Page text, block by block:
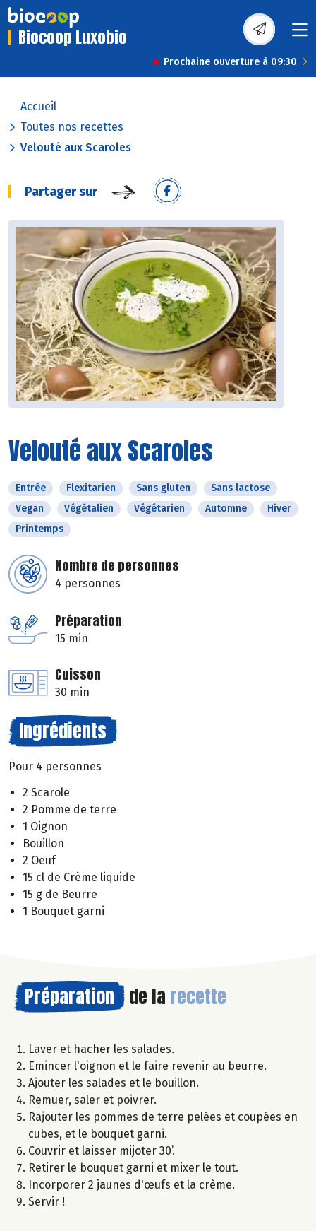
Biocoop Luxobio
Prochaine ouverture à 09:30
Accueil
Toutes nos recettes
Velouté aux Scaroles
Partager sur
Velouté aux Scaroles
Entrée Flexitarien Sans gluten
Sans lactose
Vegan
Végétalien Végétarien Automne
Hiver
Printemps
Nombre de personnes
4 personnes
Préparation
15 min
Cuisson
30 min
Ingrédients
Pour 4 personnes
2 Scarole
2 Pomme de terre
1 Oignon
Bouillon
2 Oeuf
15 cl de Crème liquide
15 g de Beurre
1 Bouquet garni
Préparation de la recette
Laver et hacher les salades.
Emincer l'oignon et le faire revenir au beurre.
Ajouter les salades et le bouillon.
Remuer, saler et poivrer.
Rajouter les pommes de terre pelées et coupées en
cubes, et le bouquet garni.
Couvrir et laisser mijoter 30’.
Retirer le bouquet garni et mixer le tout.
Incorporer 2 jaunes d'œufs et la crème.
Servir !